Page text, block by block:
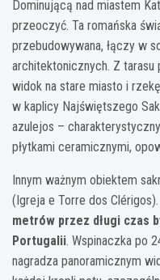
Dominującą nad miastem
przeoczyć. Ta romańska
przebudowywana, łączy w
architektonicznych. Z tarasu
widok na stare miasto i
w kaplicy Najświętszego
azulejos –
płytkami ceramicznymi,
Innym ważnym obiektem
(Igreja e Torre dos Clérigos).
metrów przez długi czas
Portugalii. Wspinaczka po
nagradza panoramicznym